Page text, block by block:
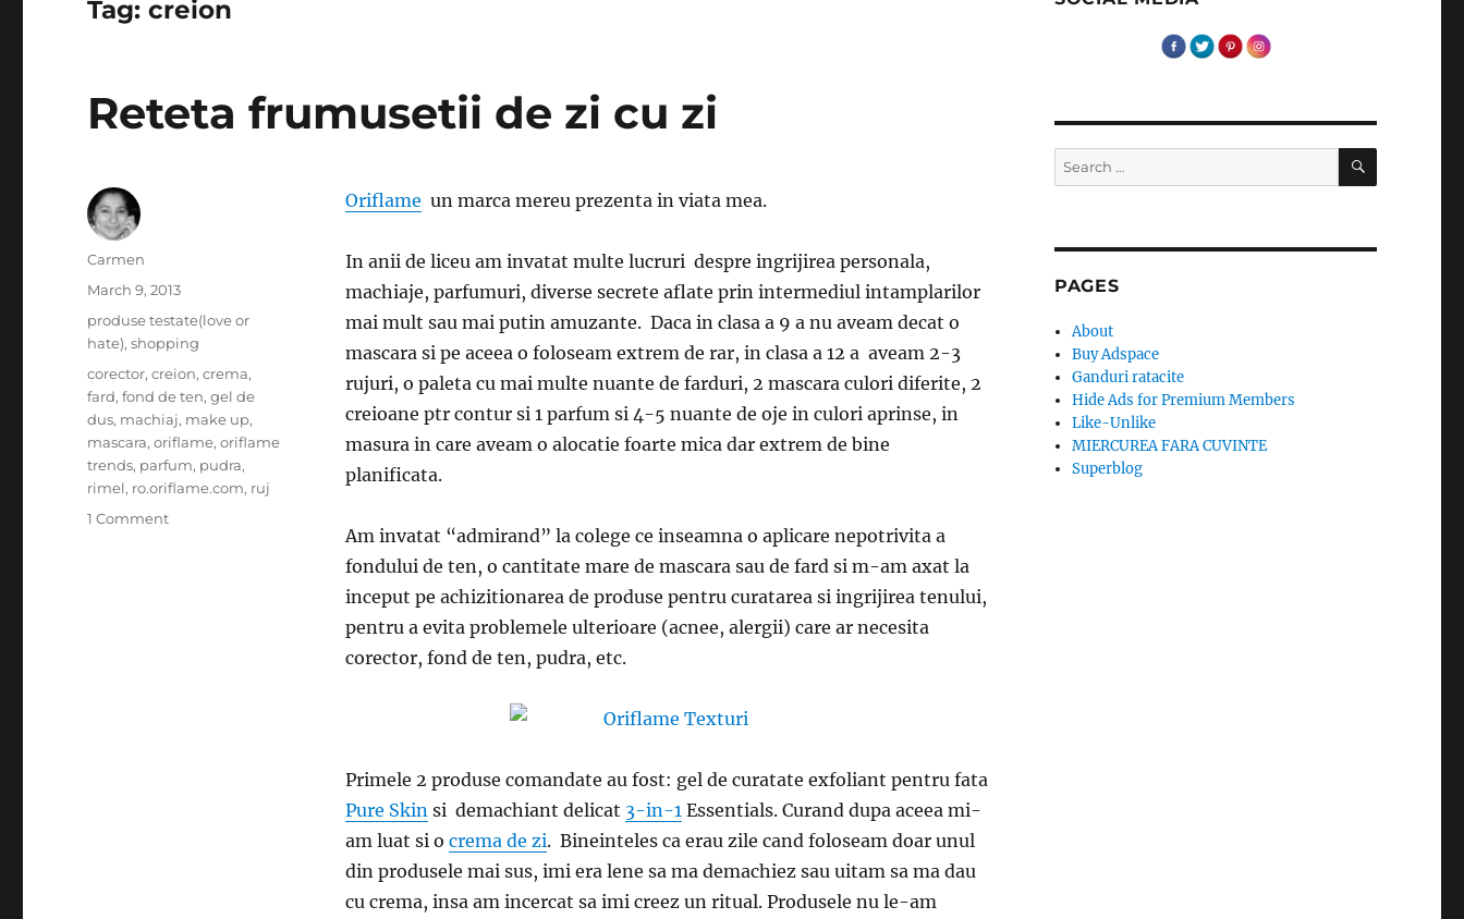
Tag:creion
Reteta frumusetii de zi cu zi
Oriflame un marca mereu prezenta in viata mea.
In anii de liceu am invatat multe lucruri despre ingrijirea personala,
machiaje, parfumuri, diverse secrete aflate prin intermediul intamplarilor
mai mult sau mai putin amuzante. Daca in clasa a 9 a nu aveam decat o
mascara si pe aceea o foloseam extrem de rar, in clasa a 12 a aveam 2-3
rujuri, o paleta cu mai multe nuante de farduri, 2 mascara culori diferite, 2
creioane ptr contur si 1 parfum si 4-5 nuante de oje in culori aprinse, in
masura in care aveam o alocatie foarte mica dar extrem de bine
planificata.
Am invatat “admirand” la colege ce inseamna o aplicare nepotrivita a
fondului de ten, o cantitate mare de mascara sau de fard si m-am axat la
inceput pe achizitionarea de produse pentru curatarea si ingrijirea tenului,
pentru a evita problemele ulterioare (acnee, alergii) care ar necesita
corector, fond de ten, pudra, etc.
Primele 2 produse comandate au fost: gel de curatate exfoliant pentru fata
Pure Skinsi demachiant delicat 3-in-1Essentials. Curand dupa aceea mi-
am luat si o crema de zi. Bineinteles ca erau zile cand foloseam doar unul
din produsele mai sus, imi era lene sa ma demachiez sau uitam sa ma dau
cu crema, insa am incercat sa imi creez un ritual. Produsele nu le-am
Author
Carmen
Posted
March 9, 2013
Categories
produse testate(love or
hate),shopping
Tags
corector,creion,crema,
fard,fond de ten,gel de
dus, machiaj, make up,
mascara,oriflame,oriflame
trends, parfum, pudra,
rimel, ro.oriflame.com, ruj
1 Commenton
Search
for:
SEARCH
PAGES
About
Buy Adspace
Ganduri ratacite
Hide Ads for Premium Members
Like-Unlike
MIERCUREA FARA CUVINTE
Superblog